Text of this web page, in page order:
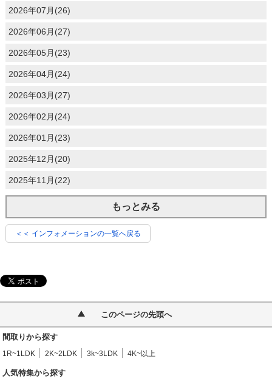
2026年07月(26)
2026年06月(27)
2026年05月(23)
2026年04月(24)
2026年03月(27)
2026年02月(24)
2026年01月(23)
2025年12月(20)
2025年11月(22)
もっとみる
＜＜ インフォメーションの一覧へ戻る
このページの先頭へ
間取りから探す
1R~1LDK 2K~2LDK 3k~3LDK 4K~以上
人気特集から探す